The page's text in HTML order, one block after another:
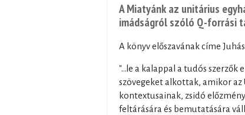
A Miatyánk az unitárius
imádságról szóló Q-forrási
A könyv előszavának címe
"...le a kalappal a tudós
szövegeket alkottak, amikor
kontextusainak, zsidó
feltárására és bemutatására